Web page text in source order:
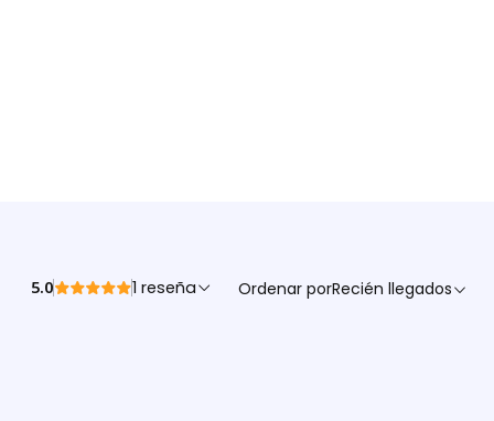
5.0 1 reseña Ordenar porRecién llegados